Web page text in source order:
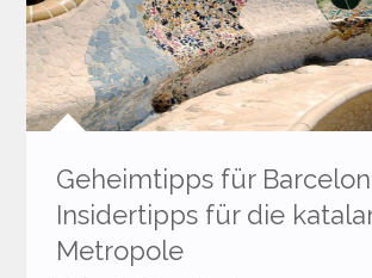
Geheimtipps für
Insidertipps für die
Metropole